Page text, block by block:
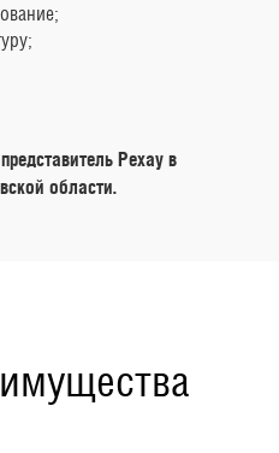
Рехау в
области.